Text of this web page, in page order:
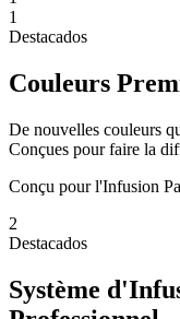
1
Destacados
Couleurs
De nouvelles couleurs
Conçues pour faire la
Conçu pour l'Infusion
2
Destacados
Système